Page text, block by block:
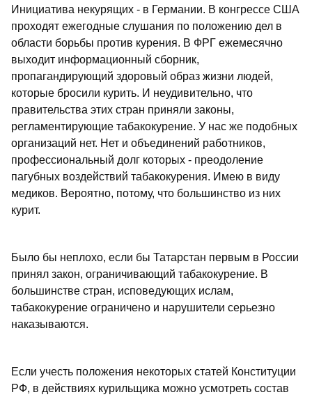
Инициатива некурящих - в Германии. В конгрессе США
проходят ежегодные слушания по положению дел в
области борьбы против курения. В ФРГ ежемесячно
выходит информационный сборник,
пропагандирующий здоровый образ жизни людей,
которые бросили курить. И неудивительно, что
правительства этих стран приняли законы,
регламентирующие табакокурение. У нас же подобных
организаций нет. Нет и объединений работников,
профессиональный долг которых - преодоление
пагубных воздействий табакокурения. Имею в виду
медиков. Вероятно, потому, что большинство из них
курит.
Было бы неплохо, если бы Татарстан первым в России
принял закон, ограничивающий табакокурение. В
большинстве стран, исповедующих ислам,
табакокурение ограничено и нарушители серьезно
наказываются.
Если учесть положения некоторых статей Конституции
РФ, в действиях курильщика можно усмотреть состав